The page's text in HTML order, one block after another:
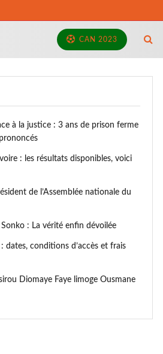
CAN 2023
à la justice : 3 ans de prison ferme
: les résultats disponibles, voici
de l’Assemblée nationale du
Sonko : La vérité enfin dévoilée
dates, conditions d’accès et frais
Diomaye Faye limoge Ousmane